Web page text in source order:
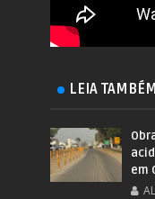
LEIA TAMBÉM
em